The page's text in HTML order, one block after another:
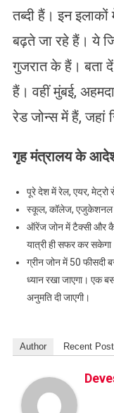
तब्दी हैं। इन
बढ़ते जा रहे हैं। ये
गुजरात के हैं। बता
हैं। वहीं मुंबई,
रेड जोन्स में हैं, जहां
गृह मंत्रालय के
पूरे देश में रेल, एयर, मेट्रो
स्कूल, कॉलेज, एजुकेशनल
ऑरेंज जोन में टैक्सी और
यात्री ही सफर कर सकेगा
ग्रीन जोन में 50 फीसदी
ध्यान रखा जाएगा। एक
अनुमति दी जाएगी।
Author Recent